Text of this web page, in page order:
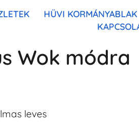
HÜVI KORMÁNYABLAK
Wok módra
leves